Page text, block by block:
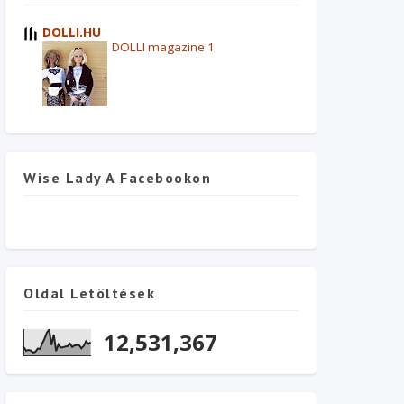
DOLLI.HU
DOLLI magazine 1
Wise Lady A Facebookon
Oldal Letöltések
12,531,367